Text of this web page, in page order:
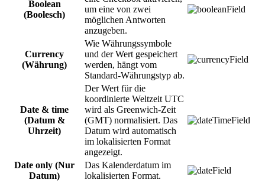
Boolean
(Boolesch)
um eine von zwei
möglichen Antworten
anzugeben.
Currency
(Währung)
Wie Währungssymbole
und der Wert gespeichert
werden, hängt vom
Standard-Währungstyp ab.
Date & time
(Datum &
Uhrzeit)
Der Wert für die
koordinierte Weltzeit UTC
wird als Greenwich-Zeit
(GMT) normalisiert. Das
Datum wird automatisch
im lokalisierten Format
angezeigt.
Date only (Nur
Datum)
Das Kalenderdatum im
lokalisierten Format.